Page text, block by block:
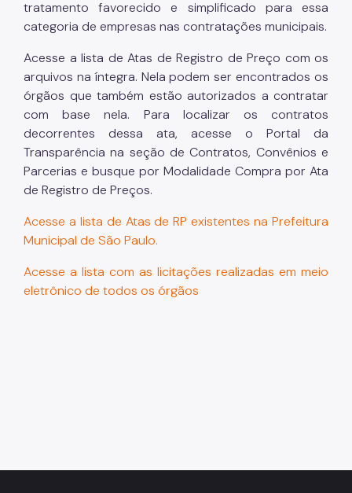
tratamento favorecido e simplificado para essa
categoria de empresas nas contratações municipais.
Acesse a lista de Atas de Registro de Preço com os
arquivos na íntegra. Nela podem ser encontrados os
órgãos que também estão autorizados a contratar
com base nela. Para localizar os contratos
decorrentes dessa ata, acesse o Portal da
Transparência na seção de Contratos, Convênios e
Parcerias e busque por Modalidade Compra por Ata
de Registro de Preços.
Acesse a lista de Atas de RP existentes na Prefeitura
Municipal de São Paulo.
Acesse a lista com as licitações realizadas em meio
eletrônico de todos os órgãos